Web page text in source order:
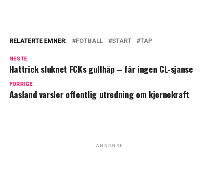
RELATERTE EMNER: FOTBALL START TAP
NESTE
Hattrick sluknet FCKs gullhåp – får ingen CL-sjanse
FORRIGE
Aasland varsler offentlig utredning om kjernekraft
ANNONSE